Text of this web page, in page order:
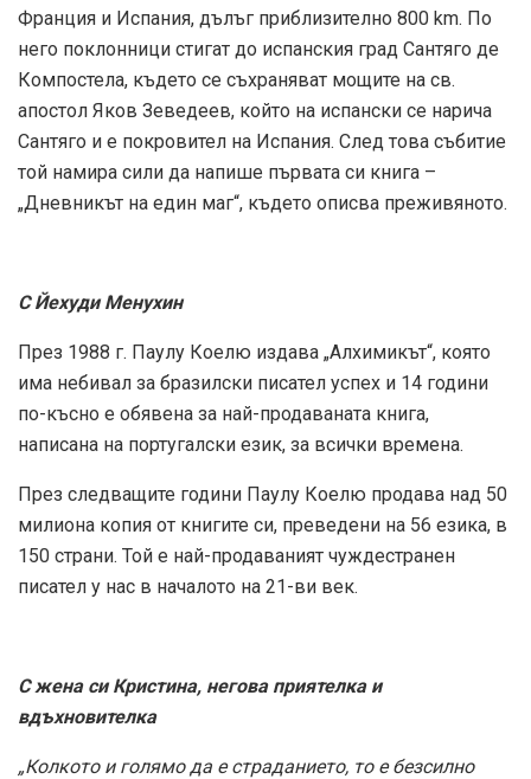
Франция и Испания, дълъг приблизително 800 km. По
него поклонници стигат до испанския град Сантяго де
Компостела, където се съхраняват мощите на св.
апостол Яков Зеведеев, който на испански се нарича
Сантяго и е покровител на Испания. След това събитие
той намира сили да напише първата си книга –
„Дневникът на един маг“, където описва преживяното.
С Йехуди Менухин
През 1988 г. Паулу Коелю издава „Алхимикът“, която
има небивал за бразилски писател успех и 14 години
по-късно е обявена за най-продаваната книга,
написана на португалски език, за всички времена.
През следващите години Паулу Коелю продава над 50
милиона копия от книгите си, преведени на 56 езика, в
150 страни. Той е най-продаваният чуждестранен
писател у нас в началото на 21-ви век.
С жена си Кристина, негова приятелка и
вдъхновителка
„Колкото и голямо да е страданието, то е безсилно